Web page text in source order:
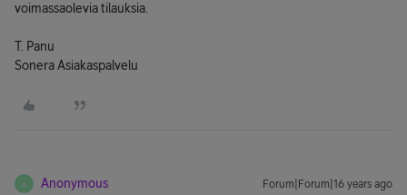
voimassaolevia tilauksia.
T. Panu
Sonera Asiakaspalvelu
A Anonymous Forum|Forum|16 years ago